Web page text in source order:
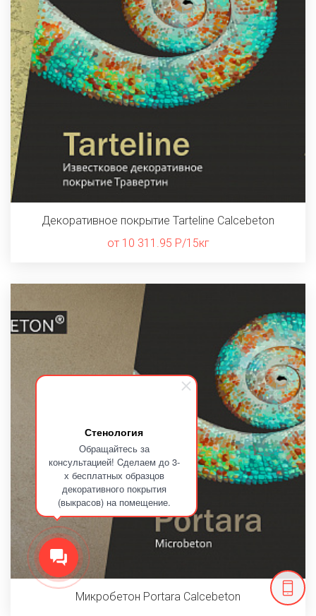
Стенология
Обращайтесь за
консультацией! Cделаем до 3-
х бесплатных образцов
декоративного покрытия
(выкрасов) на помещение.
Декоративное покрытие Tarteline Calcebeton
от 10 311.95 Р/15кг
Микробетон Portara Calcebeton